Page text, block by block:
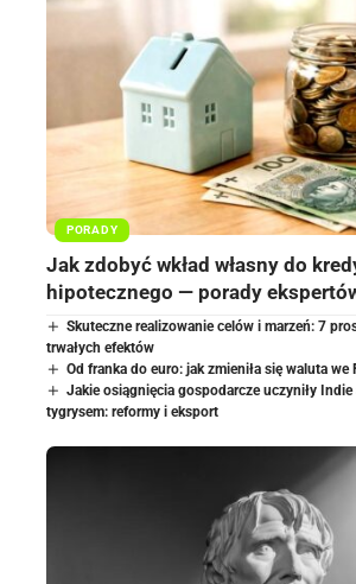
PORADY
Jak zdobyć wkład własny do
hipotecznego — porady
Skuteczne realizowanie celów i marzeń: 7
trwałych efektów
Od franka do euro: jak zmieniła się waluta we
Jakie osiągnięcia gospodarcze uczyniły
tygrysem: reformy i eksport